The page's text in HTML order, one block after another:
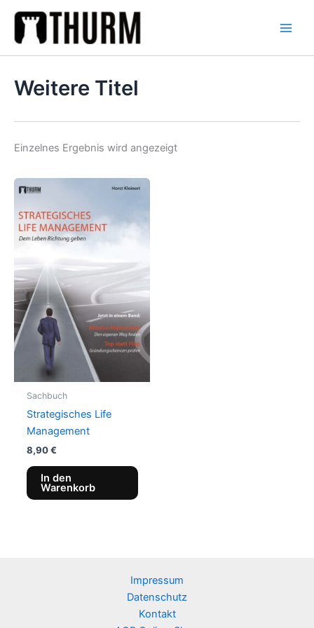
Inhalt
springen
Weitere Titel
Einzelnes Ergebnis wird angezeigt
Sachbuch
Strategisches Life
Management
8,90€
In den
Warenkorb
Impressum
Datenschutz
Kontakt